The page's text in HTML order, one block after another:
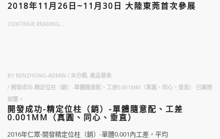
2018年11月26日~11月30日 大陸東莞首次參展
CONTINUE READING...
BY RENZHONG-ADMIN 未分類, 產品發表
開發成功-精定位柱（銷）-單體隨意配、工差0.001MM（真圓、同心、垂直）
已關閉
迴響。
開發成功-精定位柱（銷）-單體隨意配、工差
0.001MM（真圓、同心、垂直）
2016年仁眾-開發精定位柱（銷）-單體0.001內工差，平均